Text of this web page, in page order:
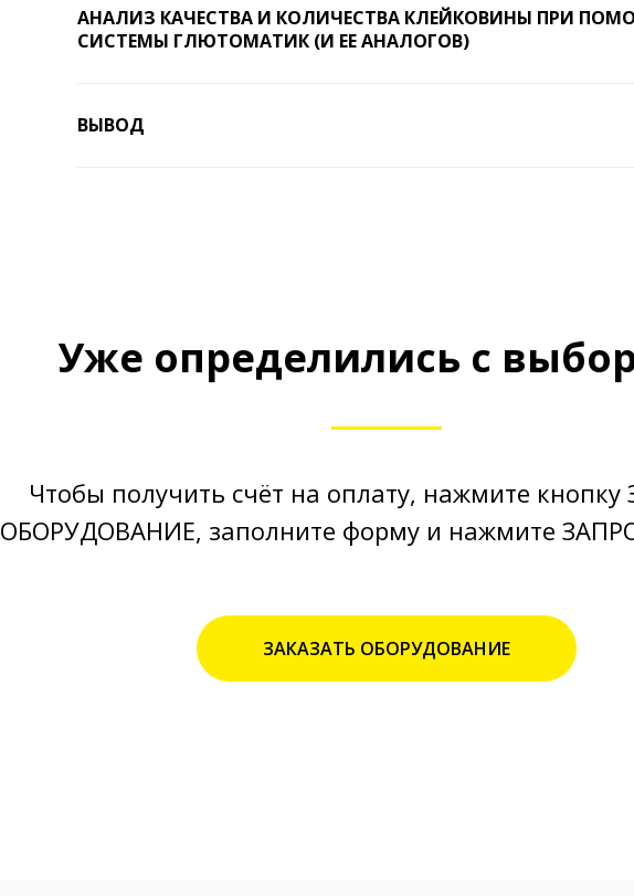
АНАЛИЗ КАЧЕСТВА И КОЛИЧЕСТВА КЛЕЙКОВИНЫ ПРИ
СИСТЕМЫ ГЛЮТОМАТИК (И ЕЕ АНАЛОГОВ)
ВЫВОД
Уже определились с
Чтобы получить счёт на оплату, нажмите кнопку
ОБОРУДОВАНИЕ, заполните форму и нажмите
ЗАКАЗАТЬ ОБОРУДОВАНИЕ